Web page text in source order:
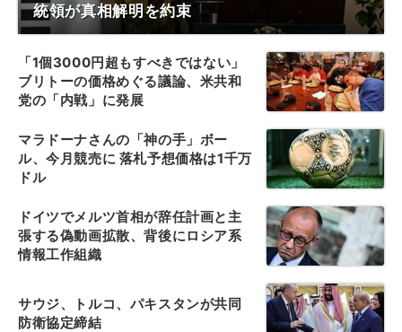
統領が真相解明を約束
「1個3000円超もすべきではない」
ブリトーの価格めぐる議論、米共和
党の「内戦」に発展
マラドーナさんの「神の手」ボー
ル、今月競売に 落札予想価格は1千万
ドル
ドイツでメルツ首相が辞任計画と主
張する偽動画拡散、背後にロシア系
情報工作組織
サウジ、トルコ、パキスタンが共同
防衛協定締結